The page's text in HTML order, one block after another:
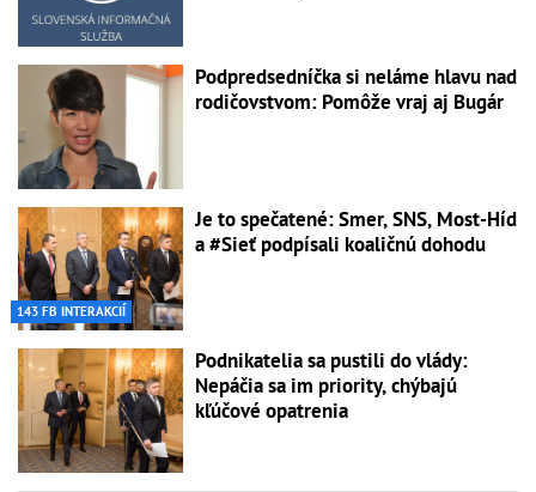
Podpredsedníčka si neláme hlavu nad
rodičovstvom: Pomôže vraj aj Bugár
143 FB INTERAKCIÍ
Je to spečatené: Smer, SNS, Most-Híd
a #Sieť podpísali koaličnú dohodu
Podnikatelia sa pustili do vlády:
Nepáčia sa im priority, chýbajú
kľúčové opatrenia